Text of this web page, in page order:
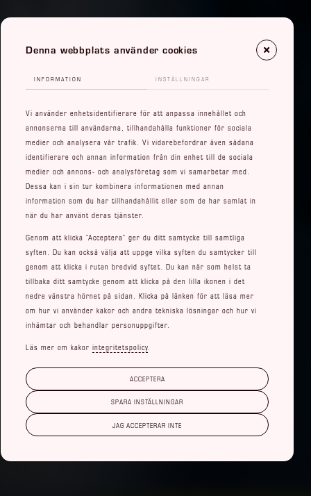
Denna webbplats använder cookies
INFORMATION INSTÄLLNINGAR
Vi använder enhetsidentifierare för att anpassa innehållet och
annonserna till användarna, tillhandahålla funktioner för sociala
medier och analysera vår trafik. Vi vidarebefordrar även sådana
identifierare och annan information från din enhet till de sociala
medier och annons- och analysföretag som vi samarbetar med.
Dessa kan i sin tur kombinera informationen med annan
information som du har tillhandahållit eller som de har samlat in
när du har använt deras tjänster.
Genom att klicka ”Acceptera” ger du ditt samtycke till samtliga
syften. Du kan också välja att uppge vilka syften du samtycker till
genom att klicka i rutan bredvid syftet. Du kan när som helst ta
tillbaka ditt samtycke genom att klicka på den lilla ikonen i det
nedre vänstra hörnet på sidan. Klicka på länken för att läsa mer
om hur vi använder kakor och andra tekniska lösningar och hur vi
inhämtar och behandlar personuppgifter.
Läs mer om kakor integritetspolicy
JAG ACCEPTERAR INTE
SPARA INSTÄLLNINGAR
ACCEPTERA